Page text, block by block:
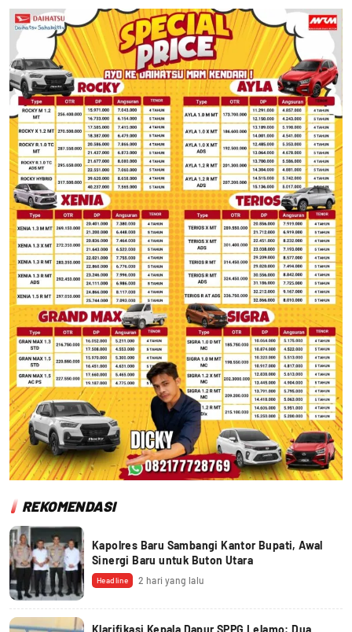
REKOMENDASI
Kapolres Baru Sambangi Kantor Bupati, Awal
Sinergi Baru untuk Buton Utara
Headline 2 hari yang lalu
Klarifikasi Kepala Dapur SPPG Lelamo: Dua